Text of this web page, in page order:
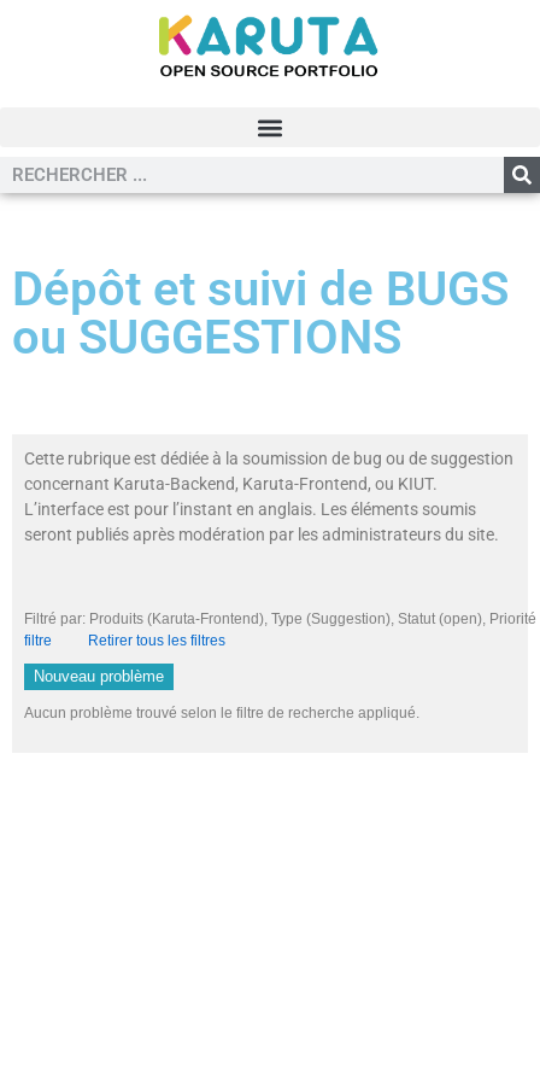
Dépôt et suivi de BUGS
ou SUGGESTIONS
Cette rubrique est dédiée à la soumission de bug ou de suggestion
concernant Karuta-Backend, Karuta-Frontend, ou KIUT.
L’interface est pour l’instant en anglais. Les éléments soumis
seront publiés après modération par les administrateurs du site.
Filtré par: Produits (Karuta-Frontend), Type (Suggestion), Statut (open),
filtre
Retirer tous les filtres
Nouveau problème
Aucun problème trouvé selon le filtre de recherche appliqué.